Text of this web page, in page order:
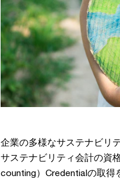
企業の多様なサステナビリ
サステナビリティ会計の資
counting）Credentialの取得